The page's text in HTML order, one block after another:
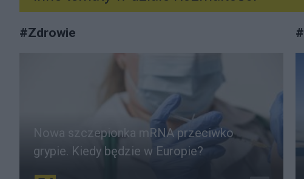
#Zdrowie
Nowa szczepionka mRNA przeciwko
grypie. Kiedy będzie w Europie?
#